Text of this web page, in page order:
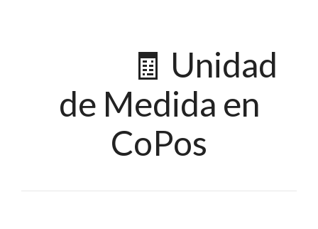
🧾 Unidad
de Medida en
CoPos